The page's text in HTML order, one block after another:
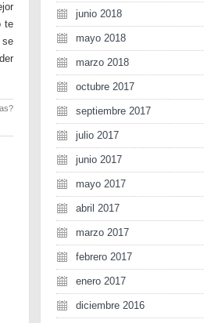
te
junio 2018
mayo 2018
marzo 2018
octubre 2017
septiembre 2017
julio 2017
junio 2017
mayo 2017
abril 2017
marzo 2017
febrero 2017
enero 2017
diciembre 2016